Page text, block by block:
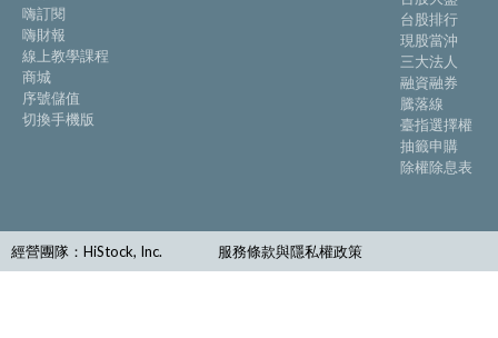
嗨訂閱
嗨財報
線上教學課程
商城
序號儲值
切換手機版
台股排行
現股當沖
三大法人
融資融券
騰落線
臺指選擇權
抽籤申購
除權除息表
經營團隊：HiStock, Inc. 服務條款與隱私權政策